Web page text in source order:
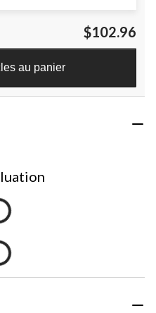
$102.96
au panier